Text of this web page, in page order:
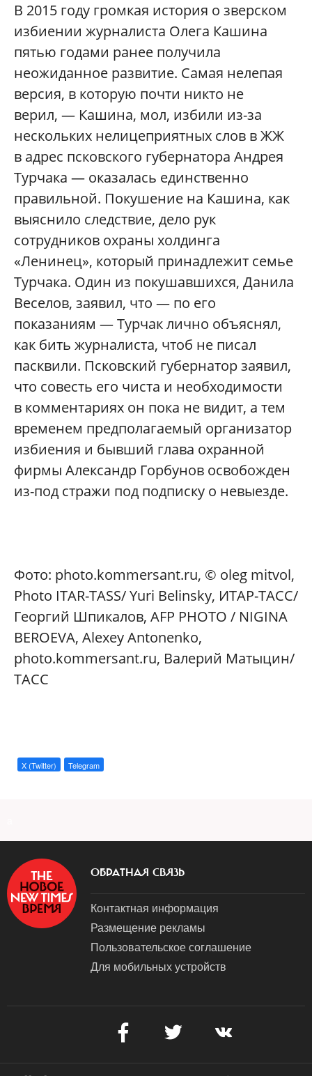
В 2015 году громкая история о зверском
избиении журналиста Олега Кашина
пятью годами ранее получила
неожиданное развитие. Самая нелепая
версия, в которую почти никто не
верил, — Кашина, мол, избили из-за
нескольких нелицеприятных слов в ЖЖ
в адрес псковского губернатора Андрея
Турчака — оказалась единственно
правильной. Покушение на Кашина, как
выяснило следствие, дело рук
сотрудников охраны холдинга
«Ленинец», который принадлежит семье
Турчака. Один из покушавшихся, Данила
Веселов, заявил, что — по его
показаниям — Турчак лично объяснял,
как бить журналиста, чтоб не писал
пасквили. Псковский губернатор заявил,
что совесть его чиста и необходимости
в комментариях он пока не видит, а тем
временем предполагаемый организатор
избиения и бывший глава охранной
фирмы Александр Горбунов освобожден
из-под стражи под подписку о невыезде.
Фото: photo.kommersant.ru, © oleg mitvol,
Photo ITAR-TASS/ Yuri Belinsky, ИТАР-ТАСС/
Георгий Шпикалов, AFP PHOTO / NIGINA
BEROEVA, Alexey Antonenko,
photo.kommersant.ru, Валерий Матыцин/
ТАСС
X (Twitter) Telegram
ОБРАТНАЯ СВЯЗЬ
Контактная информация
Размещение рекламы
Пользовательское соглашение
Для мобильных устройств